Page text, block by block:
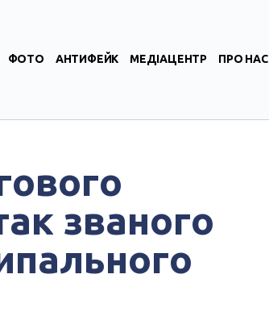
ФОТО АНТИФЕЙК МЕДІАЦЕНТР ПРО НАС
званого